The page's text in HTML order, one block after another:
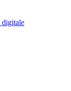
digitale